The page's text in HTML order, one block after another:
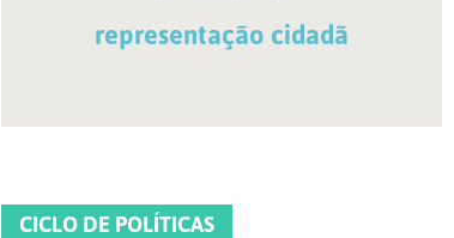
representação cidadã
CICLO DE POLÍTICAS